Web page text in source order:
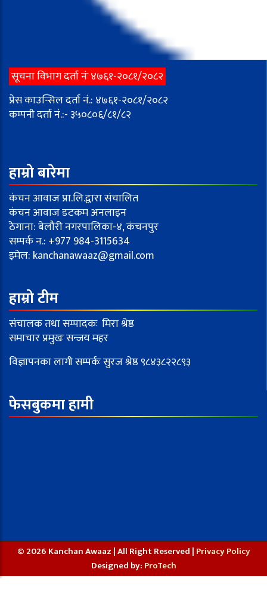
सूचना विभाग दर्ता नंः ४७६१-२०८१/२०८२
प्रेस काउन्सिल दर्ता नं.: ४७६१-२०८१/२०८२
कम्पनी दर्ता नं.:- ३५०८०६/८१/८२
हाम्रो बारेमा
कंचन आवाज प्रा.लि.द्वारा संचालित
कंचन आवाज डटकम अनलाइन
ठेगाना: बेलौरी नगरपालिका-४, कंचनपुर
सम्पर्क न.: +977 984-3115634
इमेल: kanchanawaaz@gmail.com
हाम्रो टीम
संचालक तथा सम्पादकः मिरा श्रेष्ठ
समाचार प्रमुखः सन्जय महर
विज्ञापनका लागी सम्पर्कः सुरज श्रेष्ठ ९८४३८२२८९३
फेसबुकमा हामी
© 2026 Kanchan Awaaz | All Right Reserved | Privacy Policy
Designed by: ProTech